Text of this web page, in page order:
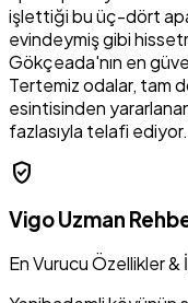
işlettiği bu üç-dört
evindeymiş gibi
Gökçeada'nın en
Tertemiz odalar, tam
esintisinden
fazlasıyla telafi ediyor.
verified_user
Vigo Uzman
En Vurucu Özellikler &